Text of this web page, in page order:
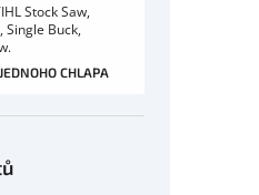
Stock Saw,
Single Buck,
CHLAPA